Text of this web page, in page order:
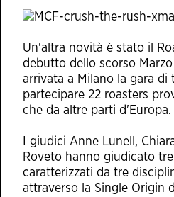
Un'altra novità è stato il
debutto dello scorso
arrivata a Milano la gara di
partecipare 22 roasters
che da altre parti d'Europa.
I giudici Anne Lunell,
Roveto hanno giudicato
caratterizzati da tre
attraverso la Single Origin